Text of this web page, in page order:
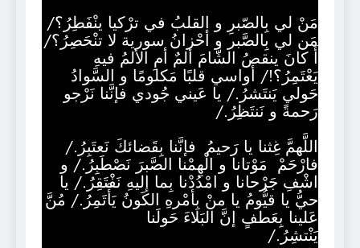
مَنْ لي بِالصّبرِ و القلبُ في ترْكيا ينْفَطِرُ؟/
مَن لي بِالصَّبر و أحْزانُ سورية لا تنْحَصِرُ؟/
أَ كانَ ينقصُ الشَّامَ ألمٌ أمِ الألمُ فيهِ
يَعْتَمِرُ؟!/ أواسي قلبًا مَكلومًا و السَّوادُ
حَولي يَنتَشرُ./ يا عَيني جُودي فإنَّنا نَرْجو
رَحمةً و نَنتَظِرُ./
اللَّهمَّ غِثنا يا رَحيمُ فإنَّنا بِقَضائكَ نَعتَبِرُ./
فارْحَمْ مَوْتانا و الْهِمْنا الصَّبرَ نَصْطَبِرُ./ و
اشْفِ جَرْحانا و امْدُدْنا بِما إليهِ نَفْتَقِرُ./ يا
حيُّ يا قيُّومُ يا منْ بِأمْرهِ الكَونُ يَأْتَمِرُ./ مُنَّ
عَلينا بِعَطفٍ إنَّ البَلاءَ حَولَنا
يَنْتشِرُ./